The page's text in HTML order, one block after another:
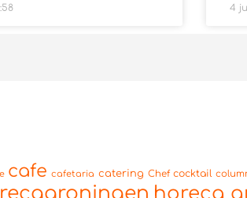
4
cafe cafetaria catering Chef cocktail
horeca